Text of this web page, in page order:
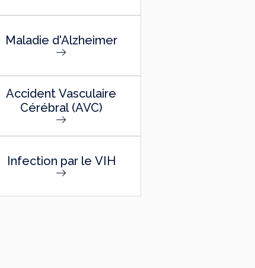
Maladie d'Alzheimer
Accident Vasculaire
Cérébral (AVC)
Infection par le VIH